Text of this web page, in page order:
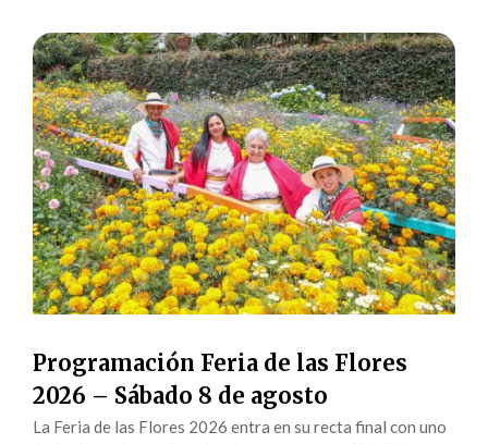
Programación Feria de las Flores
2026 – Sábado 8 de agosto
La Feria de las Flores 2026 entra en su recta final con uno